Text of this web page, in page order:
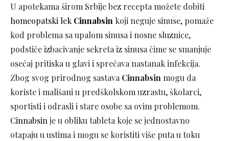
U apotekama širom Srbije bez recepta možete dobiti
homeopatski lek Cinnabsin koji neguje sinuse, pomaže
kod problema sa upalom sinusa i nosne sluznice,
podstiče izbacivanje sekreta iz sinusa čime se smanjuje
osećaj pritiska u glavi i sprečava nastanak infekcija.
Zbog svog prirodnog sastava Cinnabsin mogu da
koriste i mališani u predškolskom uzrastu, školarci,
sportisti i odrasli i stare osobe sa ovim problemom.
Cinnabsin je u obliku tableta koje se jednostavno
otapaju u ustima i mogu se koristiti više puta u toku